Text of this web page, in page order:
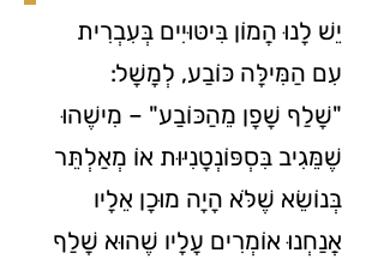
יֵשׁ לָנוּ הֲמוֹן בִּיטּוּיִים בְּעִבְרִית
עִם הַמִּילָּה כּוֹבַע, לְמָשָׁל:
"שָׁלַף שָׁפָן מֵהַכּוֹבַע" – מִישֶׁהוּ
שֶׁמֵּגִיב בִּסְפּוֹנְטָנִיּוּת אוֹ מְאַלְתֵּר
בְּנוֹשֵׂא שֶׁלֹּא הָיָה מוּכָן אֵלָיו
אֲנַחְנוּ אוֹמְרִים עָלָיו שֶׁהוּא שָׁלַף